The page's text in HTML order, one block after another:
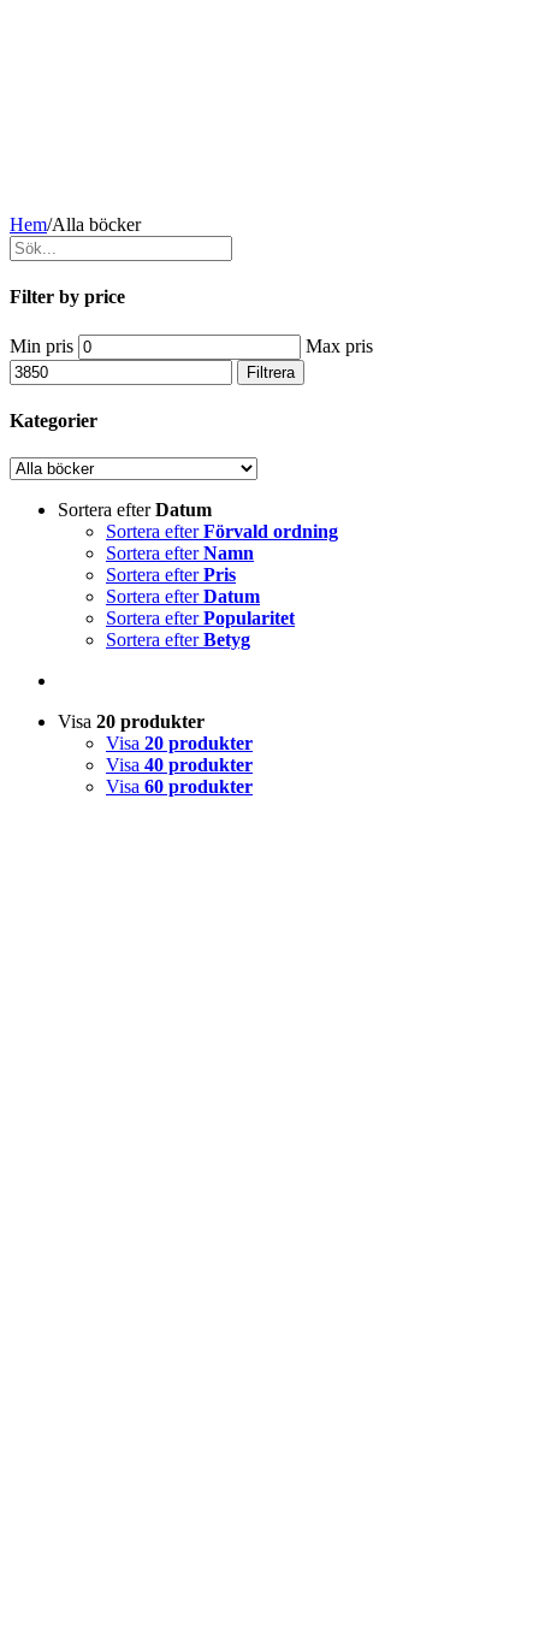
Hem/Alla böcker
Filter by price
Min pris Max pris
Filtrera
Kategorier
Sortera efterDatum
Sortera efterFörvald ordning
Sortera efterNamn
Sortera efterPris
Sortera efterDatum
Sortera efterPopularitet
Sortera efterBetyg
Visa 20 produkter
Visa 20 produkter
Visa 40 produkter
Visa 60 produkter